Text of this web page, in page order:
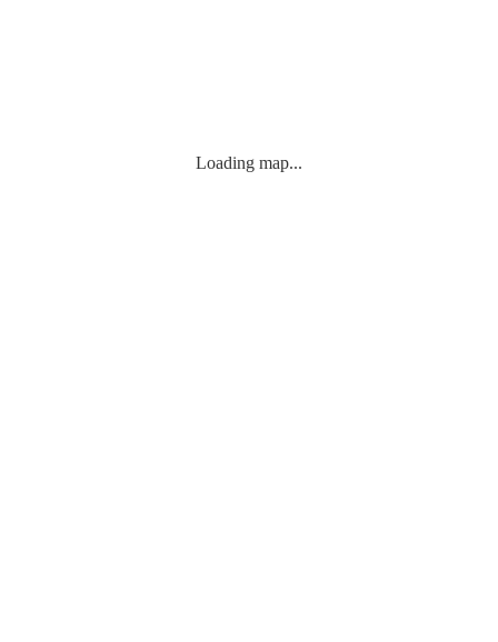
Loading map...